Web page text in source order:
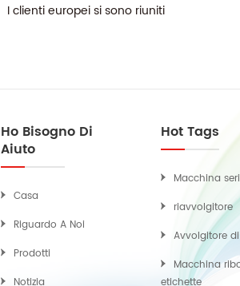
I clienti europei si sono riuniti
Ho Bisogno Di
Aiuto
Casa
Riguardo A Noi
Prodotti
Notizia
Hot Tags
Macchina
riavvolgitore
Avvolgitore
Macchina
etichette